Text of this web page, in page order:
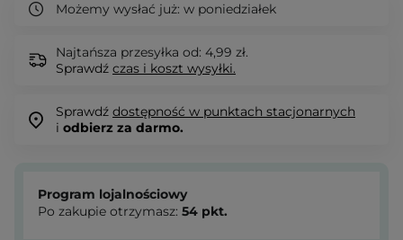
Możemy wysłać już: w poniedziałek
Najtańsza przesyłka od: 4,99 zł.
Sprawdź czas i koszt wysyłki.
Sprawdź dostępność w punktach stacjonarnych
i odbierz za darmo.
Program lojalnościowy
Po zakupie otrzymasz: 54 pkt.